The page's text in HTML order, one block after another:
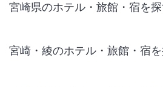
宮崎県のホテル・旅館・宿を
宮崎・綾のホテル・旅館・宿